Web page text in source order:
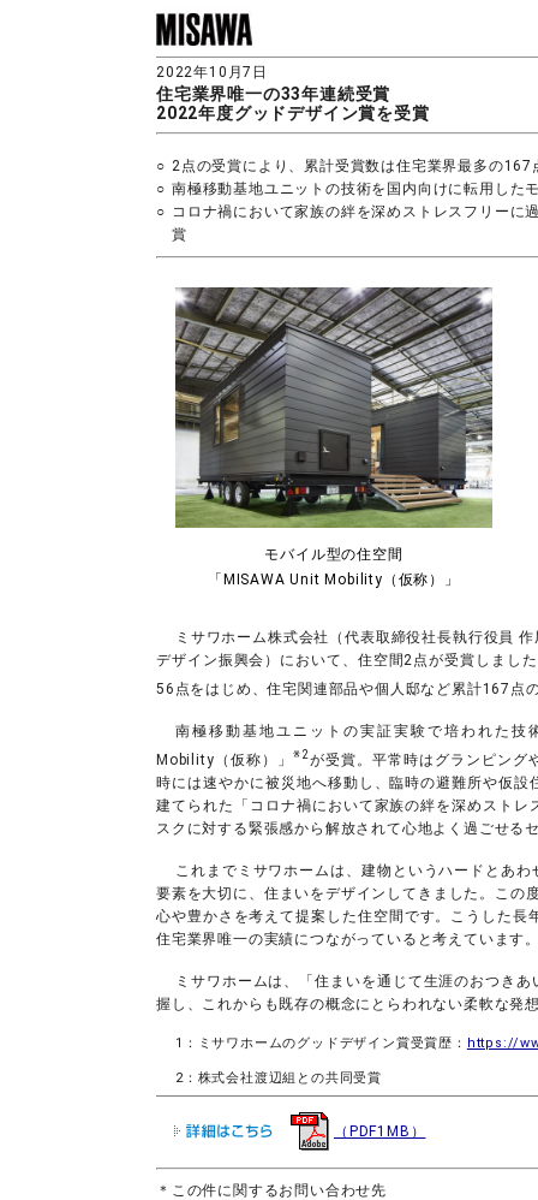
2022年10月7日
住宅業界唯一の33年連続受賞
2022年度グッドデザイン賞を受賞
○ 2点の受賞により、累計受賞数は住宅業界最多の167
○ 南極移動基地ユニットの技術を国内向けに転用した
○ コロナ禍において家族の絆を深めストレスフリーに
賞
モバイル型の住空間
「MISAWA Unit Mobility（仮称）」
ミサワホーム株式会社（代表取締役社長執行役員
デザイン振興会）において、住空間2点が受賞しまし
56点をはじめ、住宅関連部品や個人邸など累計167点
南極移動基地ユニットの実証実験で培われた技
Mobility（仮称）」
※2が受賞。平常時はグランピング
時には速やかに被災地へ移動し、臨時の避難所や仮
建てられた「コロナ禍において家族の絆を深めスト
スクに対する緊張感から解放されて心地よく過ごせる
これまでミサワホームは、建物というハードとあ
要素を大切に、住まいをデザインしてきました。この
心や豊かさを考えて提案した住空間です。こうした
住宅業界唯一の実績につながっていると考えています
ミサワホームは、「住まいを通じて生涯のおつき
握し、これからも既存の概念にとらわれない柔軟な発
1：ミサワホームのグッドデザイン賞受賞歴： https://
2：株式会社渡辺組との共同受賞
（PDF1MB）
＊この件に関するお問い合わせ先